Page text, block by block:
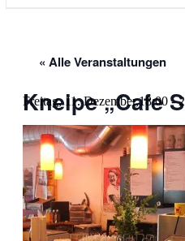
« Alle Veranstaltungen
Kneipe „Cafe
Freitag, 11. Dezember,18:00-